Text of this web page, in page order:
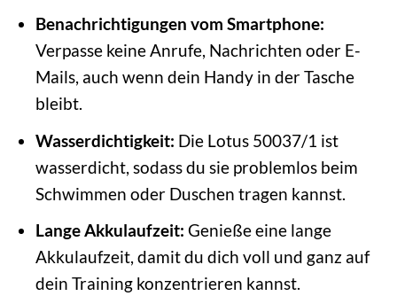
Benachrichtigungen vom Smartphone:
Verpasse keine Anrufe, Nachrichten oder E-
Mails, auch wenn dein Handy in der Tasche
bleibt.
Wasserdichtigkeit: Die Lotus 50037/1 ist
wasserdicht, sodass du sie problemlos beim
Schwimmen oder Duschen tragen kannst.
Lange Akkulaufzeit: Genieße eine lange
Akkulaufzeit, damit du dich voll und ganz auf
dein Training konzentrieren kannst.